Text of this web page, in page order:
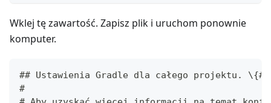
Wklej tę zawartość. Zapisz plik i uruchom ponownie
komputer.
## Ustawienia Gradle dla całego projektu.
#